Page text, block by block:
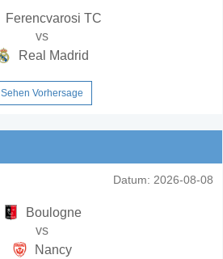
Ferencvarosi TC
vs
Real Madrid
Sehen Vorhersage
Datum: 2026-08-08
Boulogne
vs
Nancy